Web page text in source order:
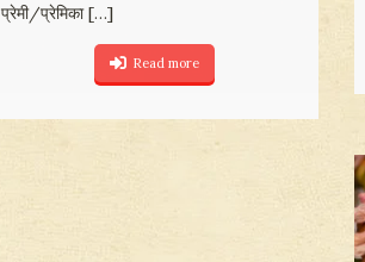
प्रेमी/प्रेमिका[…]
Read more